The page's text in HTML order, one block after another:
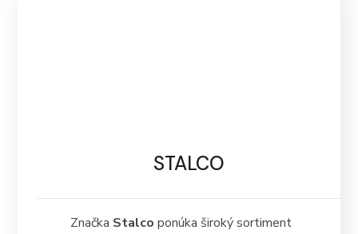
STALCO
Značka Stalco ponúka široký sortiment